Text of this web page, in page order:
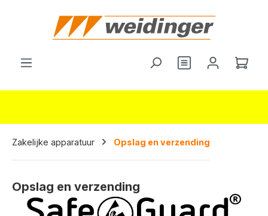
Je hebt 0 items
Zakelijke apparatuur Opslag en verzending
Opslag en verzending